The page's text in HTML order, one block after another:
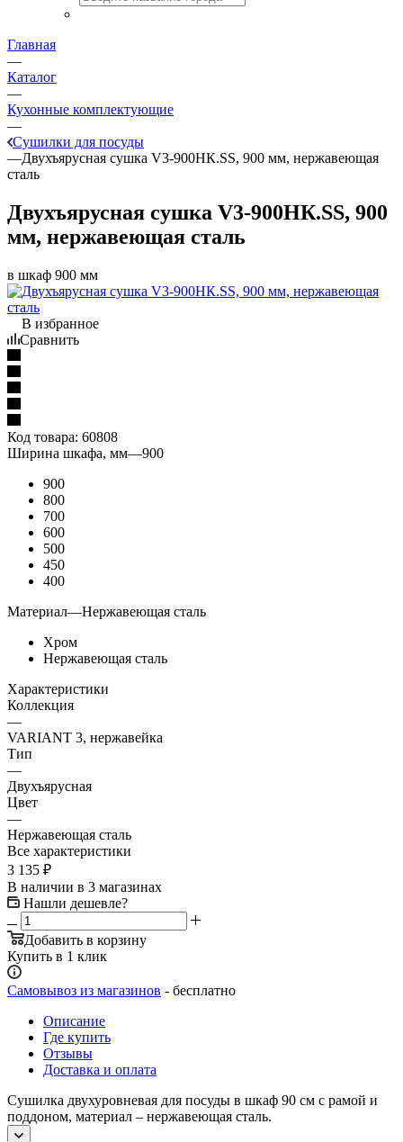
Главная
—
Каталог
—
Кухонные комплектующие
—
Сушилки для посуды
—Двухъярусная сушка V3-900НК.SS, 900 мм, нержавеющая
сталь
Двухъярусная сушка V3-900НК.SS, 900
мм, нержавеющая сталь
в шкаф 900 мм
В избранное
Сравнить
Код товара: 60808
Ширина шкафа, мм—900
900
800
700
600
500
450
400
Материал—Нержавеющая сталь
Хром
Нержавеющая сталь
Характеристики
Коллекция
—
VARIANT 3, нержавейка
Тип
—
Двухъярусная
Цвет
—
Нержавеющая сталь
Все характеристики
3 135 ₽
В наличии в 3 магазинах
Нашли дешевле?
Добавить в корзину
Купить в 1 клик
Самовывоз из магазинов - бесплатно
Описание
Где купить
Отзывы
Доставка и оплата
Сушилка двухуровневая для посуды в шкаф 90 см с рамой и
поддоном, материал – нержавеющая сталь.